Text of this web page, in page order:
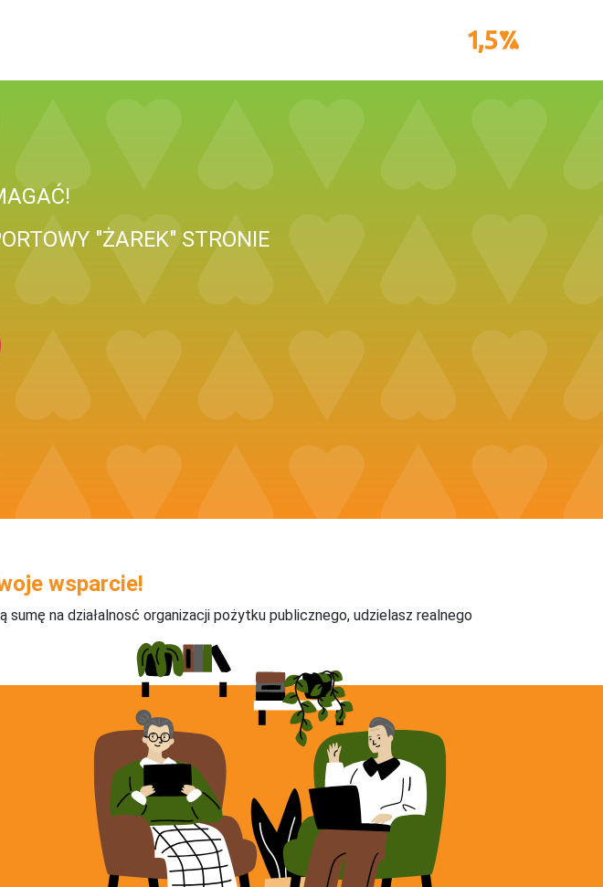
"ŻAREK" STRONIE
wsparcie!
na działalnosć organizacji pożytku publicznego, udzielasz realnego